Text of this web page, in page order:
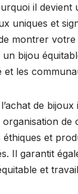
il
uniques et
montrer votre
un bijou
et les
de
de
et
Il garantit
et